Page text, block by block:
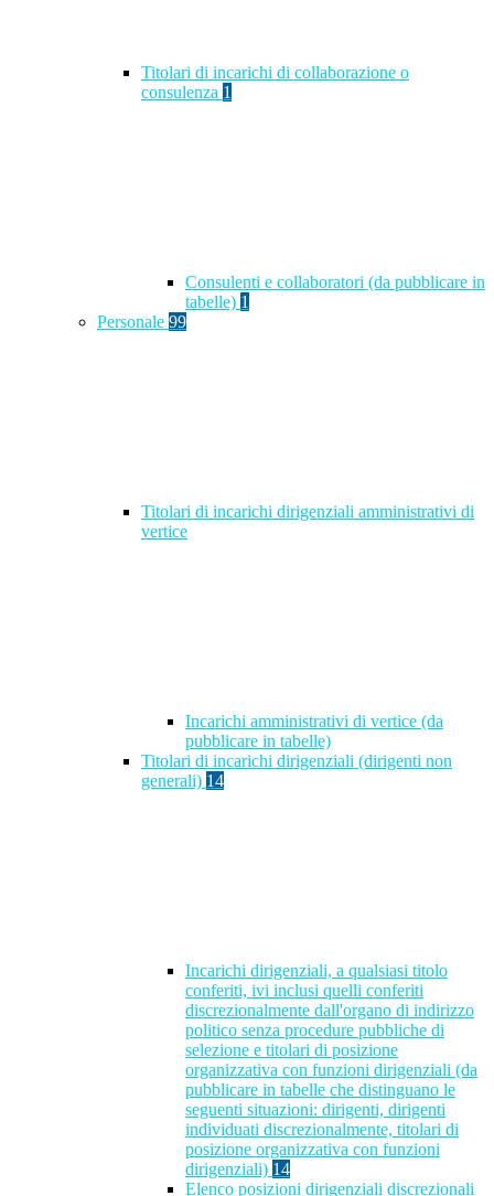
Titolari di incarichi di collaborazione o
consulenza 1
Consulenti e collaboratori (da pubblicare in
tabelle) 1
Personale 99
Titolari di incarichi dirigenziali amministrativi di
vertice
Incarichi amministrativi di vertice (da
pubblicare in tabelle)
Titolari di incarichi dirigenziali (dirigenti non
generali) 14
Incarichi dirigenziali, a qualsiasi titolo
conferiti, ivi inclusi quelli conferiti
discrezionalmente dall'organo di indirizzo
politico senza procedure pubbliche di
selezione e titolari di posizione
organizzativa con funzioni dirigenziali (da
pubblicare in tabelle che distinguano le
seguenti situazioni: dirigenti, dirigenti
individuati discrezionalmente, titolari di
posizione organizzativa con funzioni
dirigenziali) 14
Elenco posizioni dirigenziali discrezionali